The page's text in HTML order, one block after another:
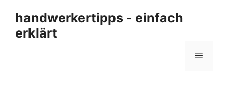
Inhalt
springen
handwerkertipps - einfach
erklärt
Menü